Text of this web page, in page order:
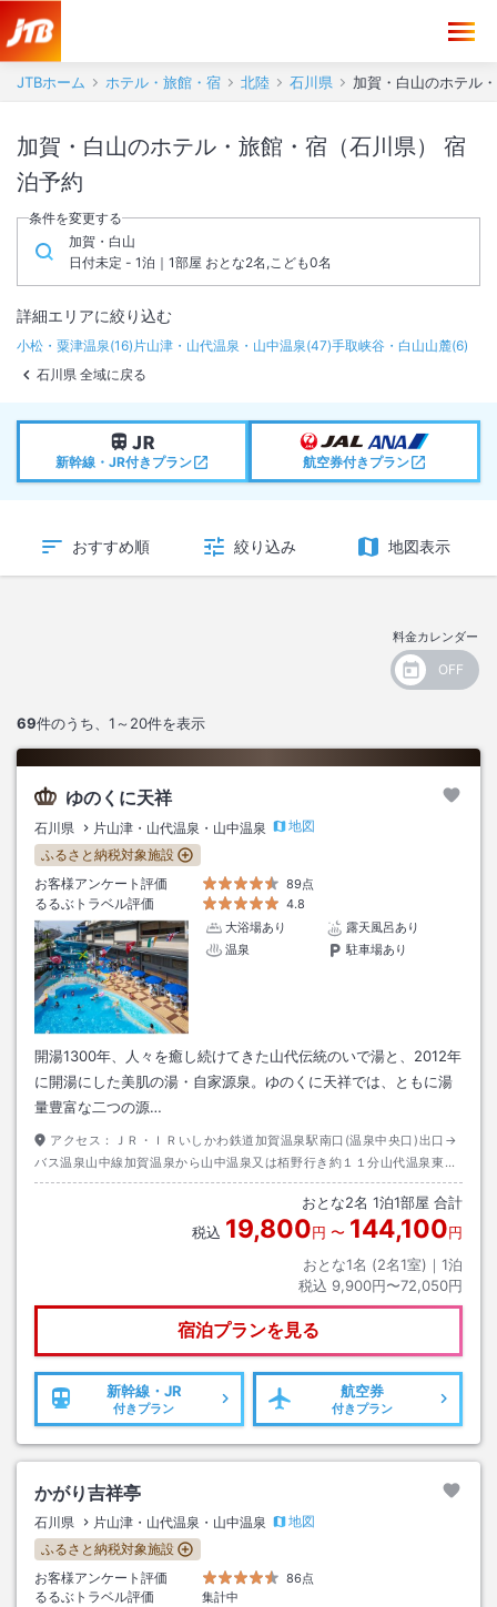
JTBホーム ホテル・旅館・宿 北陸 石川県 加賀・白山のホテル
加賀・白山のホテル・旅館・宿（石川県） 宿
泊予約
条件を変更する
加賀・白山
日付未定 - 1泊｜1部屋 おとな2名,こども0名
詳細エリアに絞り込む
小松・粟津温泉(16) 片山津・山代温泉・山中温泉(47)手取峡谷・白山山麓(6)
石川県 全域に戻る
新幹線・JR付きプラン 航空券付きプラン
おすすめ順 絞り込み 地図表示
料金カレンダー
69件のうち、 1～20件を表示
ゆのくに天祥
石川県 片山津・山代温泉・山中温泉
地図
ふるさと納税対象施設
お客様アンケート評価
89点
るるぶトラベル評価
4.8
大浴場あり
露天風呂あり
温泉
駐車場あり
開湯1300年、人々を癒し続けてきた山代伝統のいで湯と、2012年
に開湯にした美肌の湯・自家源泉。ゆのくに天祥では、ともに湯
量豊富な二つの源…
アクセス：
ＪＲ・ＩＲいしかわ鉄道加賀温泉駅南口(温泉中央口)出口→
バス温泉山中線加賀温泉から山中温泉又は栢野行き約１１分山代温泉東口
下車→徒歩約１分
おとな2名 1泊1部屋 合計
税込 19,800円 〜 144,100円
おとな1名 (2名1室)｜ 1泊
税込 9,900円〜72,050円
宿泊プランを見る
新幹線・JR
付きプラン
航空券
付きプラン
かがり吉祥亭
石川県 片山津・山代温泉・山中温泉
地図
ふるさと納税対象施設
お客様アンケート評価
86点
るるぶトラベル評価
集計中